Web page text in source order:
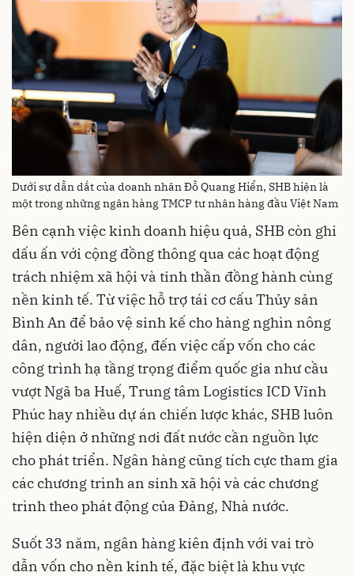
Dưới sự dẫn dắt của doanh nhân Đỗ Quang Hiển, SHB hiện là
một trong những ngân hàng TMCP tư nhân hàng đầu Việt Nam
Bên cạnh việc kinh doanh hiệu quả, SHB còn ghi
dấu ấn với cộng đồng thông qua các hoạt động
trách nhiệm xã hội và tinh thần đồng hành cùng
nền kinh tế. Từ việc hỗ trợ tái cơ cấu Thủy sản
Bình An để bảo vệ sinh kế cho hàng nghìn nông
dân, người lao động, đến việc cấp vốn cho các
công trình hạ tầng trọng điểm quốc gia như cầu
vượt Ngã ba Huế, Trung tâm Logistics ICD Vĩnh
Phúc hay nhiều dự án chiến lược khác, SHB luôn
hiện diện ở những nơi đất nước cần nguồn lực
cho phát triển. Ngân hàng cũng tích cực tham gia
các chương trình an sinh xã hội và các chương
trình theo phát động của Đảng, Nhà nước.
Suốt 33 năm, ngân hàng kiên định với vai trò
dẫn vốn cho nền kinh tế, đặc biệt là khu vực